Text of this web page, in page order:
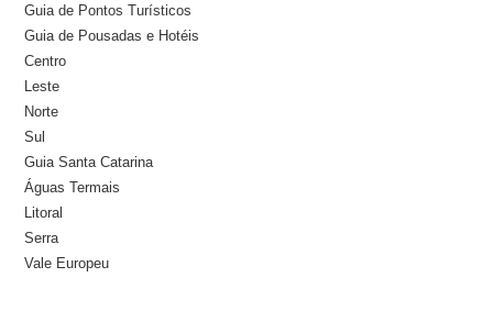
Guia de Pontos Turísticos
Guia de Pousadas e Hotéis
Centro
Leste
Norte
Sul
Guia Santa Catarina
Águas Termais
Litoral
Serra
Vale Europeu